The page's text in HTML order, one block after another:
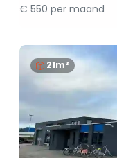
€ 550 per maand
21m²